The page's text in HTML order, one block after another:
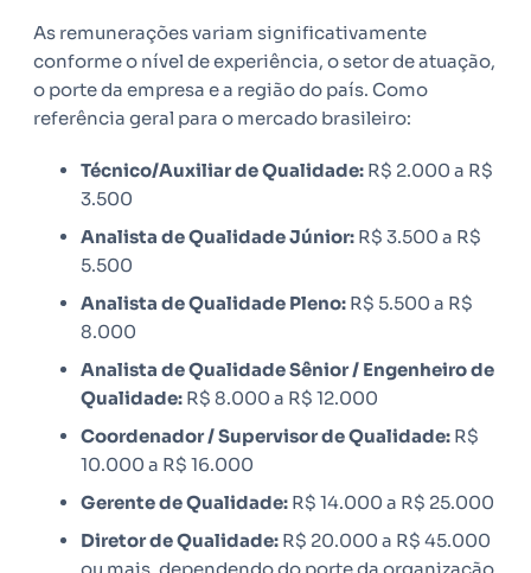
As remunerações variam significativamente
conforme o nível de experiência, o setor de atuação,
o porte da empresa e a região do país. Como
referência geral para o mercado brasileiro:
Técnico/Auxiliar de Qualidade: R$ 2.000 a R$
3.500
Analista de Qualidade Júnior: R$ 3.500 a R$
5.500
Analista de Qualidade Pleno: R$ 5.500 a R$
8.000
Analista de Qualidade Sênior / Engenheiro de
Qualidade: R$ 8.000 a R$ 12.000
Coordenador / Supervisor de Qualidade: R$
10.000 a R$ 16.000
Gerente de Qualidade: R$ 14.000 a R$ 25.000
Diretor de Qualidade: R$ 20.000 a R$ 45.000